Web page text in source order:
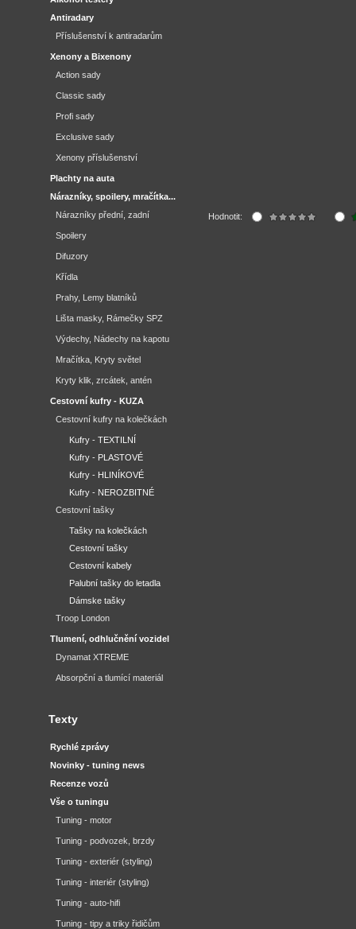
Hodnotit:
Antiradary
Příslušenství k antiradarům
Xenony a Bixenony
Action sady
Classic sady
Profi sady
Exclusive sady
Xenony příslušenství
Plachty na auta
Nárazníky, spoilery, mračítka...
Nárazníky přední, zadní
Spoilery
Difuzory
Křídla
Prahy, Lemy blatníků
Lišta masky, Rámečky SPZ
Výdechy, Nádechy na kapotu
Mračítka, Kryty světel
Kryty klik, zrcátek, antén
Cestovní kufry - KUZA
Cestovní kufry na kolečkách
Kufry - TEXTILNÍ
Kufry - PLASTOVÉ
Kufry - HLINÍKOVÉ
Kufry - NEROZBITNÉ
Cestovní tašky
Tašky na kolečkách
Cestovní tašky
Cestovní kabely
Palubní tašky do letadla
Dámske tašky
Troop London
Tlumení, odhlučnění vozidel
Dynamat XTREME
Absorpční a tlumící materiál
Texty
Rychlé zprávy
Novinky - tuning news
Recenze vozů
Vše o tuningu
Tuning - motor
Tuning - podvozek, brzdy
Tuning - exteriér (styling)
Tuning - interiér (styling)
Tuning - auto-hifi
Tuning - tipy a triky řidičům